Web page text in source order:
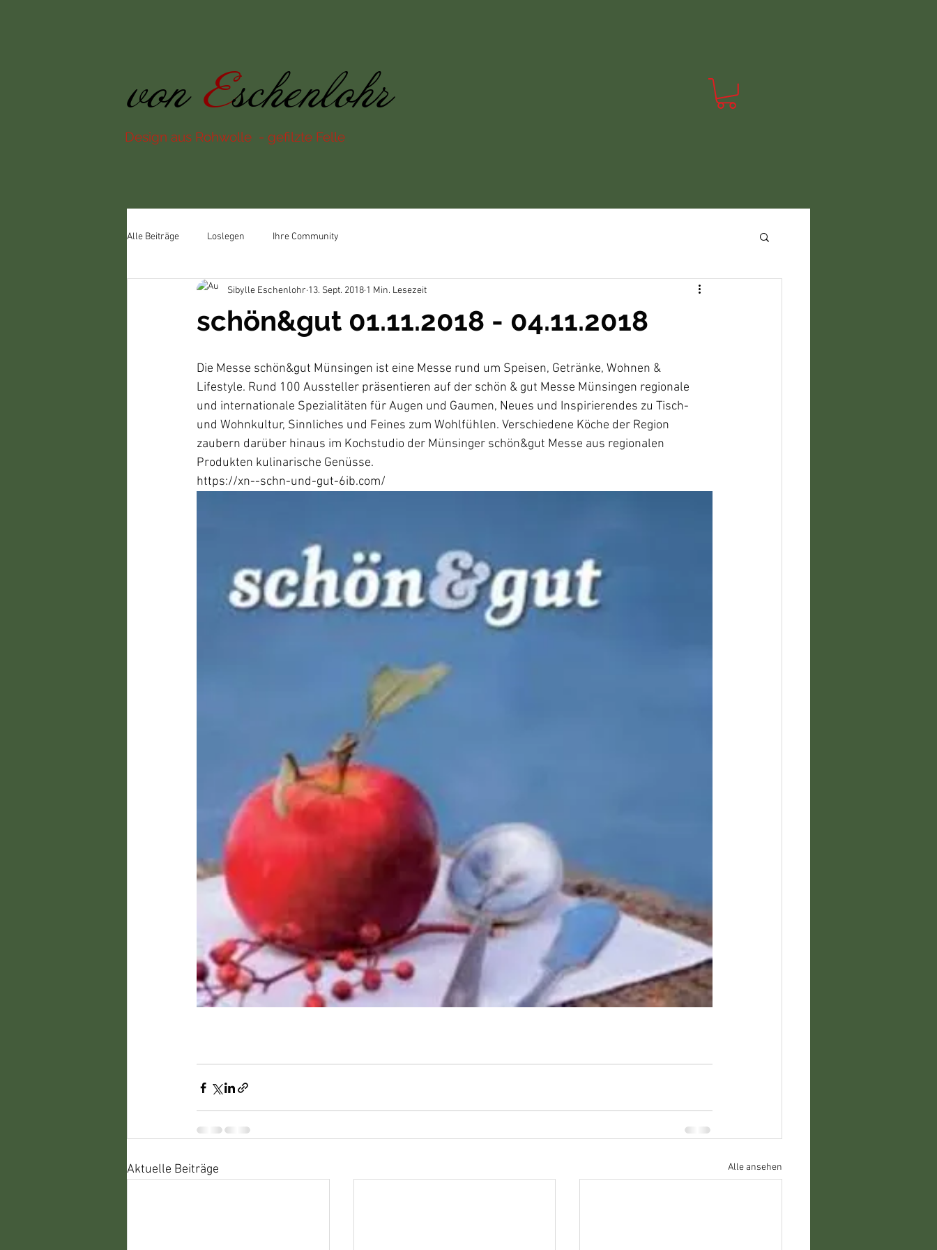
vonEschenlohr
Design aus Rohwolle - gefilzte Felle
Alle Beiträge Loslegen Ihre Community
schön&gut 01.11.2018 - 04.11.2018
Sibylle Eschenlohr 13. Sept. 2018 1 Min. Lesezeit
Die Messe schön&gut Münsingen ist eine Messe rund um Speisen, Getränke, Wohnen &
Lifestyle. Rund 100 Aussteller präsentieren auf der schön & gut Messe Münsingen regionale
und internationale Spezialitäten für Augen und Gaumen, Neues und Inspirierendes zu Tisch-
und Wohnkultur, Sinnliches und Feines zum Wohlfühlen. Verschiedene Köche der Region
zaubern darüber hinaus im Kochstudio der Münsinger schön&gut Messe aus regionalen
Produkten kulinarische Genüsse.
https://xn--schn-und-gut-6ib.com/
Aktuelle Beiträge Alle ansehen